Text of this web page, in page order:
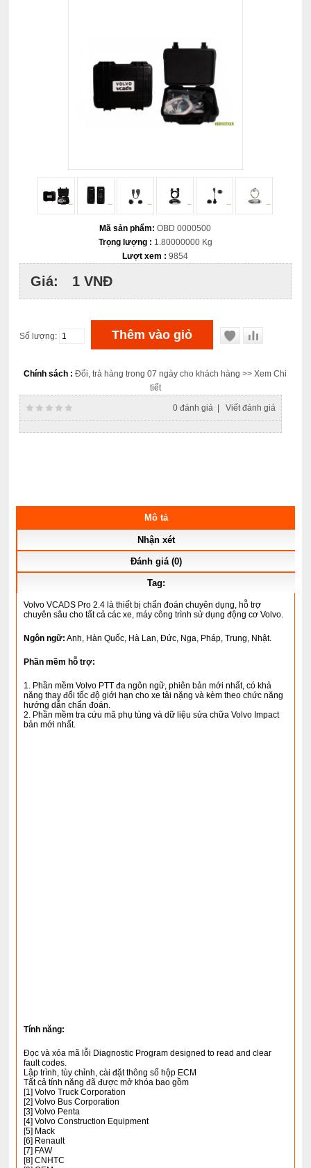
Mã sản phẩm: OBD 0000500
Trọng lượng : 1.80000000 Kg
Lượt xem : 9854
Giá: 1 VNĐ
Số lượng:
Chính sách : Đổi, trả hàng trong 07 ngày cho khách hàng>> Xem Chi
tiết
0 đánh giá| Viết đánh giá
Mô tả
Nhận xét
Đánh giá (0)
Tag:
Volvo VCADS Pro 2.4 là thiết bị chẩn đoán chuyên dụng, hỗ trợ
chuyên sâu cho tất cả các xe, máy công trình sử dụng động cơ Volvo.
Ngôn ngữ: Anh, Hàn Quốc, Hà Lan, Đức, Nga, Pháp, Trung, Nhật.
Phần mềm hỗ trợ:
1. Phần mềm Volvo PTT đa ngôn ngữ, phiên bản mới nhất, có khả
năng thay đổi tốc độ giới hạn cho xe tải nặng và kèm theo chức năng
hướng dẫn chẩn đoán.
2. Phần mềm tra cứu mã phụ tùng và dữ liệu sửa chữa Volvo Impact
bản mới nhất.
Tính năng:
Đọc và xóa mã lỗi Diagnostic Program designed to read and clear
fault codes.
Lập trình, tùy chỉnh, cài đặt thông số hộp ECM
Tất cả tính năng đã được mở khóa bao gồm
[1] Volvo Truck Corporation
[2] Volvo Bus Corporation
[3] Volvo Penta
[4] Volvo Construction Equipment
[5] Mack
[6] Renault
[7] FAW
[8] CNHTC